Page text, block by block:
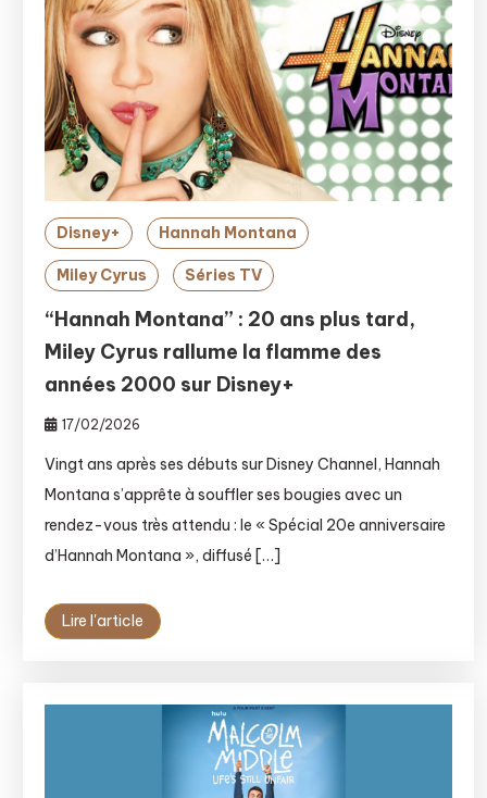
Disney+ Hannah Montana
Miley Cyrus Séries TV
“Hannah Montana” : 20 ans plus tard,
Miley Cyrus rallume la flamme des
années 2000 sur Disney+
17/02/2026
Vingt ans après ses débuts sur Disney Channel, Hannah
Montana s’apprête à souffler ses bougies avec un
rendez-vous très attendu : le « Spécial 20e anniversaire
d’Hannah Montana », diffusé […]
Lire l'article